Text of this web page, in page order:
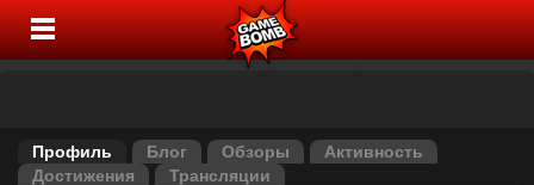
Профиль Блог Обзоры
Активность
Достижения
Трансляции